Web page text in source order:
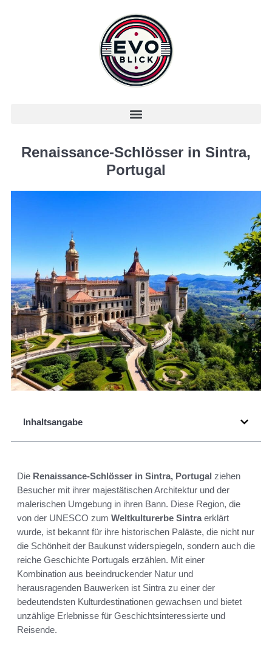
Renaissance-Schlösser in Sintra,
Portugal
Inhaltsangabe
Die Renaissance-Schlösser in Sintra, Portugal ziehen
Besucher mit ihrer majestätischen Architektur und der
malerischen Umgebung in ihren Bann. Diese Region, die
von der UNESCO zum Weltkulturerbe Sintraerklärt
wurde, ist bekannt für ihre historischen Paläste, die nicht nur
die Schönheit der Baukunst widerspiegeln, sondern auch die
reiche Geschichte Portugals erzählen. Mit einer
Kombination aus beeindruckender Natur und
herausragenden Bauwerken ist Sintra zu einer der
bedeutendsten Kulturdestinationen gewachsen und bietet
unzählige Erlebnisse für Geschichtsinteressierte und
Reisende.